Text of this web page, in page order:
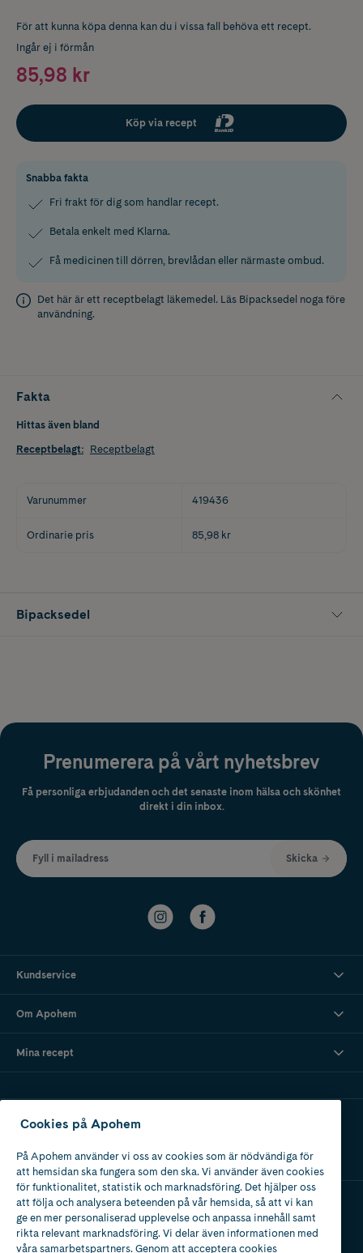
För att kunna köpa denna kan du i vissa fall behöva ett recept.
Ingår ej i förmån
85,98 kr
Köp via recept
Snabba fakta
Fri frakt för dig som handlar recept.
Betala enkelt med Klarna.
Få medicinen till dörren, brevlådan eller närmaste ombud.
Det här är ett receptbelagt läkemedel. Läs Bipacksedel noga före
användning.
Fakta
Hittas även bland
Receptbelagt: Receptbelagt
Varunummer 419436
Ordinarie pris 85,98 kr
Bipacksedel
Prenumerera på vårt nyhetsbrev
Få personliga erbjudanden och det senaste inom hälsa och skönhet
direkt i din inbox.
Fyll i mailadress Skicka
Kundservice
Om Apohem
Mina recept
Ladda ner vår app
Apotek med tillstånd
av Läkemedelsverket
Cookies på Apohem
På Apohem använder vi oss av cookies som är nödvändiga för
att hemsidan ska fungera som den ska. Vi använder även cookies
för funktionalitet, statistik och marknadsföring. Det hjälper oss
att följa och analysera beteenden på vår hemsida, så att vi kan
ge en mer personaliserad upplevelse och anpassa innehåll samt
rikta relevant marknadsföring. Vi delar även informationen med
våra samarbetspartners. Genom att acceptera cookies